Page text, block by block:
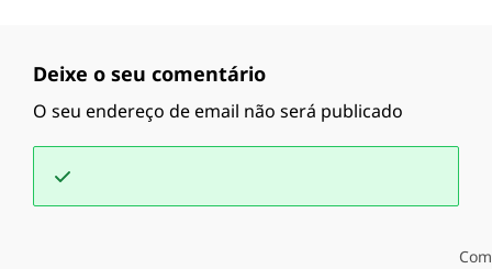
Deixe o seu comentário
O seu endereço de email não será publicado